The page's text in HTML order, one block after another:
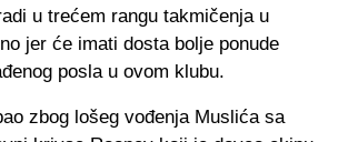
u trećem rangu takmičenja u
jer će imati dosta bolje ponude
posla u ovom klubu.
zbog lošeg vođenja Muslića sa